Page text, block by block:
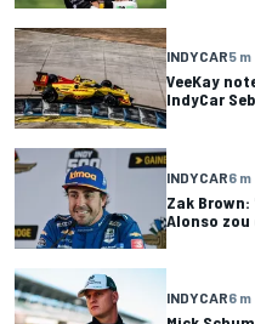
INDYCAR5 m
VeeKay
IndyCar
INDYCAR6 m
Zak
Alonso
INDYCAR6 m